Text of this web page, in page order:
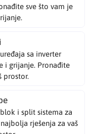
sve što vam je
sa inverter
i grijanje. Pronađite
prostor.
i split sistema za
rješenja za vaš